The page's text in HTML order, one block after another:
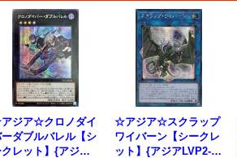
ジア☆クロノダイ
ダブルバレル【シ
レット】{アジアS
☆アジア☆スクラップ
ワイバーン【シークレ
ット】{アジアLVP2-J